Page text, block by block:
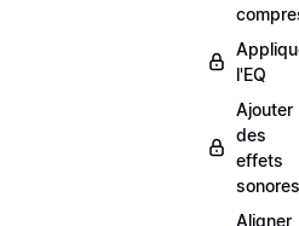
l'EQ
Ajouter
des
effets
sonores
Aligner